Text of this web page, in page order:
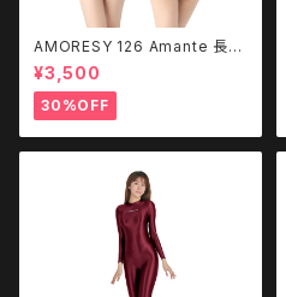
AMORESY 126 Amante 長袖
水着（フロントジップ）
¥3,500
30%OFF